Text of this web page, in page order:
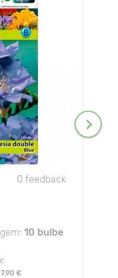
0 feedback
10 bulbe
€
€